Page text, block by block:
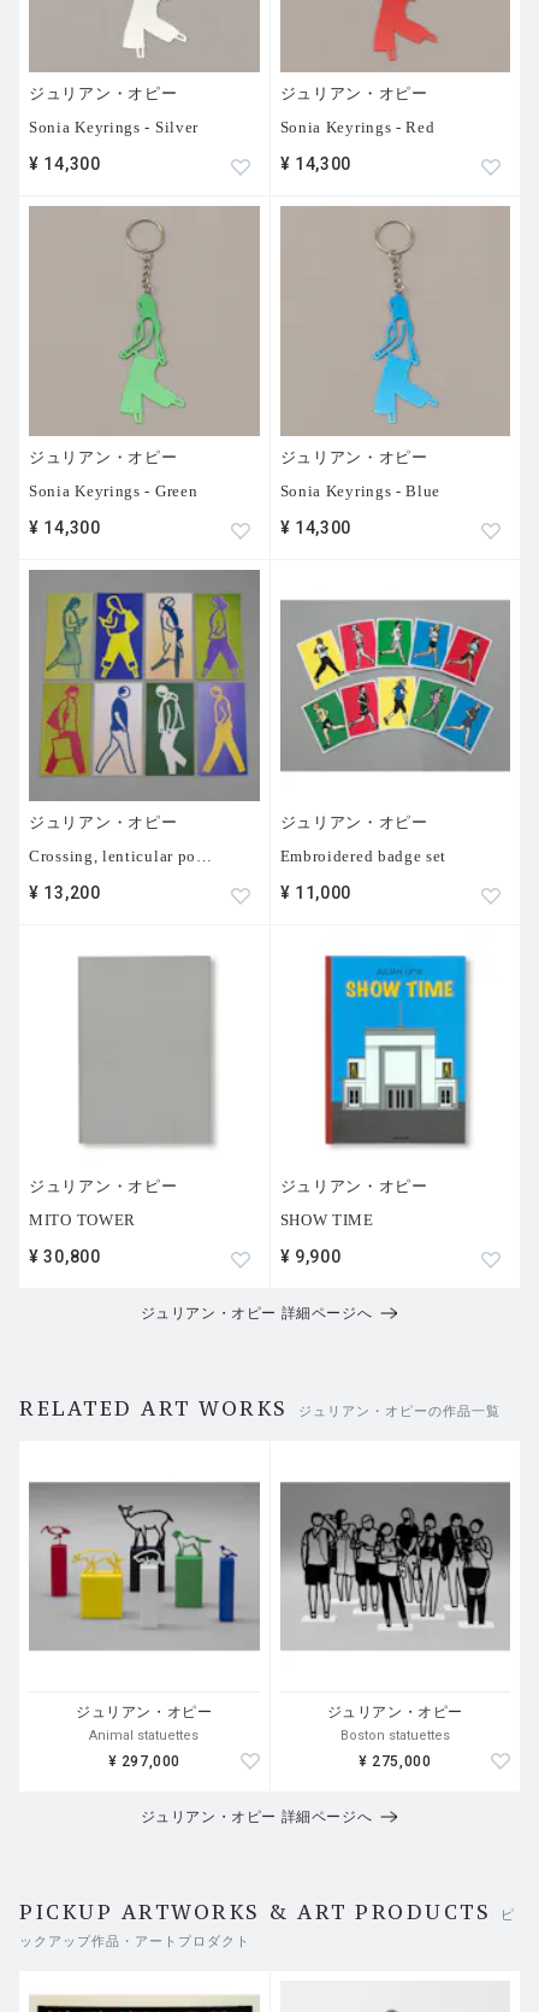
ジュリアン・オピー
Sonia Keyrings - Silver
¥ 14,300
ジュリアン・オピー
Sonia Keyrings - Red
¥ 14,300
ジュリアン・オピー
Sonia Keyrings - Green
¥ 14,300
ジュリアン・オピー
Sonia Keyrings - Blue
¥ 14,300
ジュリアン・オピー
Crossing, lenticular po
¥ 13,200
ジュリアン・オピー
Embroidered badge set
¥ 11,000
ジュリアン・オピー
MITO TOWER
¥ 30,800
ジュリアン・オピー
SHOW TIME
¥ 9,900
ジュリアン・オピー 詳細ページへ
RELATED ART WORKS ジュリアン・オピーの作品一覧
ジュリアン・オピー
Animal statuettes
¥ 297,000
ジュリアン・オピー
Boston statuettes
¥ 275,000
ジュリアン・オピー 詳細ページへ
PICKUP ARTWORKS & ART PRODUCTS
ピ
ックアップ作品・アートプロダクト